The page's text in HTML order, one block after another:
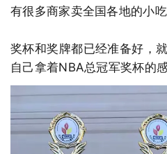
有很多商家卖全国各地的小
奖杯和奖牌都已经准备好，
自己拿着NBA总冠军奖杯的